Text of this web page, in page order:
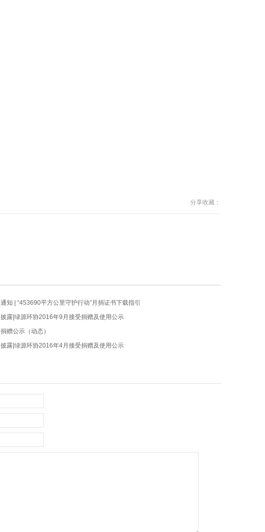
分享收藏：
通知 | “453690平方公里守护行动”月捐证书下载指引
披露|绿源环协2016年9月接受捐赠及使用公示
捐赠公示（动态）
披露|绿源环协2016年4月接受捐赠及使用公示